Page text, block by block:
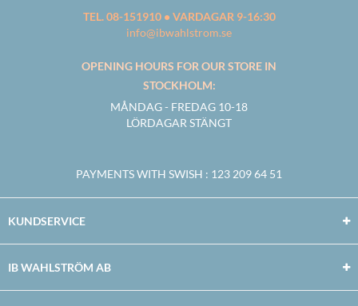
TEL. 08-151910 • VARDAGAR 9-16:30
info@ibwahlstrom.se
OPENING HOURS FOR OUR STORE IN
STOCKHOLM:
MÅNDAG - FREDAG 10-18
LÖRDAGAR STÄNGT
PAYMENTS WITH SWISH : 123 209 64 51
KUNDSERVICE
IB WAHLSTRÖM AB